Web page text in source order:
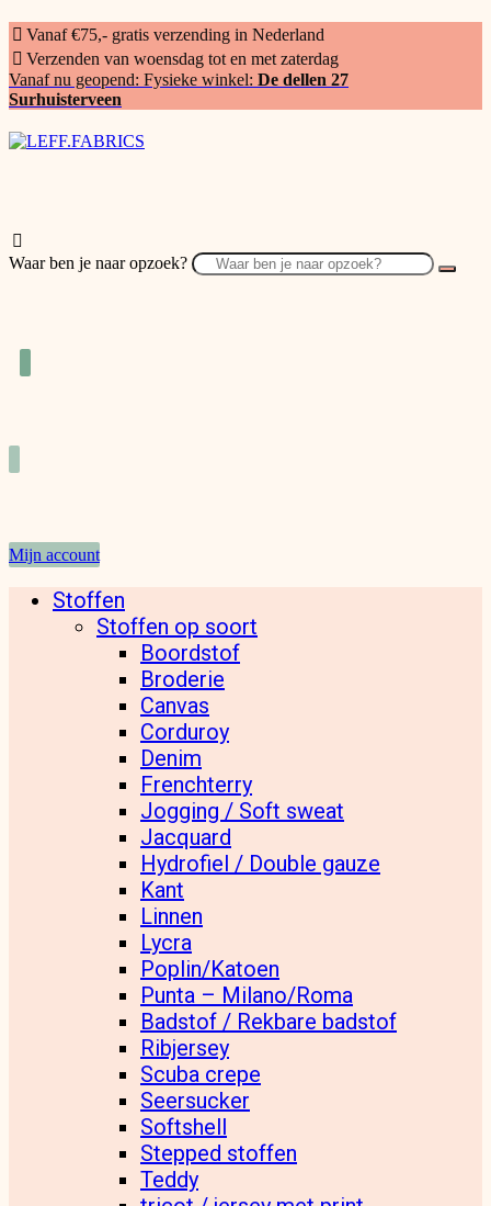
Vanaf €75,- gratis verzending in Nederland
Verzenden van woensdag tot en met zaterdag
Vanaf nu geopend: Fysieke winkel: De dellen 27
Surhuisterveen
Waar ben je naar opzoek?
Mijn account
Stoffen
Stoffen op soort
Boordstof
Broderie
Canvas
Corduroy
Denim
Frenchterry
Jogging / Soft sweat
Jacquard
Hydrofiel / Double gauze
Kant
Linnen
Lycra
Poplin/Katoen
Punta – Milano/Roma
Badstof / Rekbare badstof
Ribjersey
Scuba crepe
Seersucker
Softshell
Stepped stoffen
Teddy